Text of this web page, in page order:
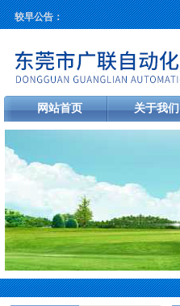
较早公告：
网站首页 关于我们